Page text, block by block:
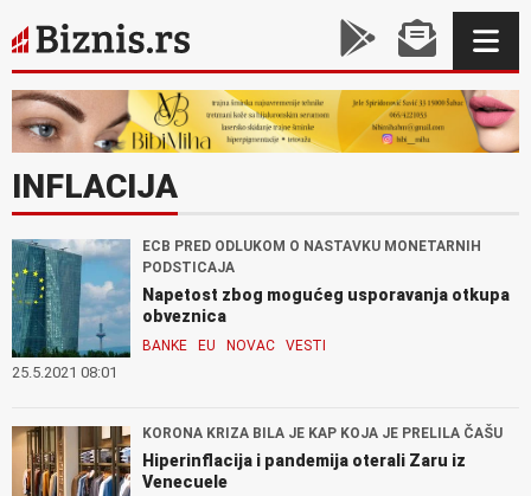
INFLACIJA
ECB PRED ODLUKOM O NASTAVKU MONETARNIH
PODSTICAJA
Napetost zbog mogućeg usporavanja otkupa
obveznica
BANKE EU NOVAC VESTI
25.5.2021 08:01
KORONA KRIZA BILA JE KAP KOJA JE PRELILA ČAŠU
Hiperinflacija i pandemija oterali Zaru iz
Venecuele